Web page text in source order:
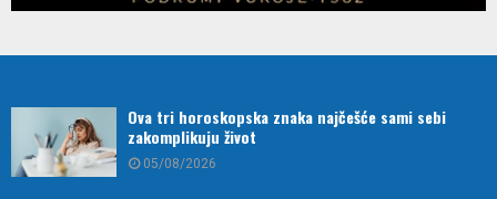
Ova tri horoskopska znaka najčešće sami sebi
zakomplikuju život
05/08/2026